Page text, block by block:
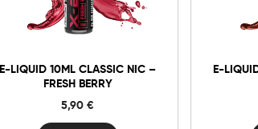
E-LIQUID 10ML CLASSIC NIC –
FRESH BERRY
5,90€
E-